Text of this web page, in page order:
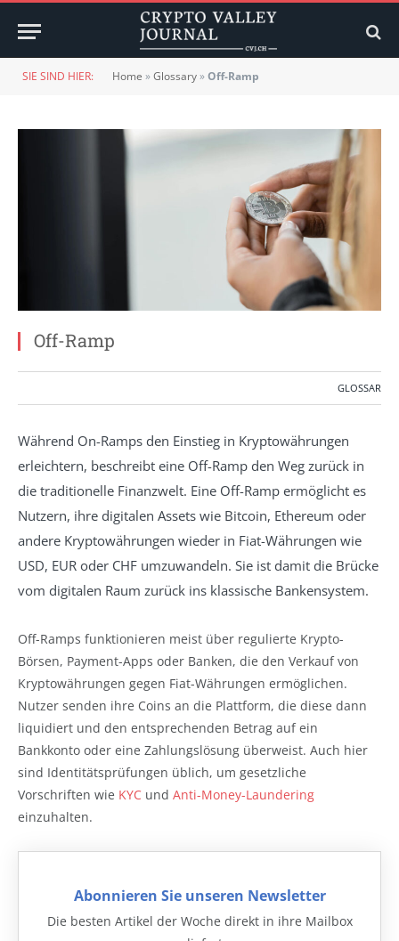
SIE SIND HIER: Home »Glossary»Off-Ramp
Off-Ramp
GLOSSAR
Während On-Ramps den Einstieg in Kryptowährungen
erleichtern, beschreibt eine Off-Ramp den Weg zurück in
die traditionelle Finanzwelt. Eine Off-Ramp ermöglicht es
Nutzern, ihre digitalen Assets wie Bitcoin, Ethereum oder
andere Kryptowährungen wieder in Fiat-Währungen wie
USD, EUR oder CHF umzuwandeln. Sie ist damit die Brücke
vom digitalen Raum zurück ins klassische Bankensystem.
Off-Ramps funktionieren meist über regulierte Krypto-
Börsen, Payment-Apps oder Banken, die den Verkauf von
Kryptowährungen gegen Fiat-Währungen ermöglichen.
Nutzer senden ihre Coins an die Plattform, die diese dann
liquidiert und den entsprechenden Betrag auf ein
Bankkonto oder eine Zahlungslösung überweist. Auch hier
sind Identitätsprüfungen üblich, um gesetzliche
Vorschriften wie KYC und Anti-Money-Laundering
einzuhalten.
Abonnieren Sie unseren Newsletter
Die besten Artikel der Woche direkt in ihre Mailbox